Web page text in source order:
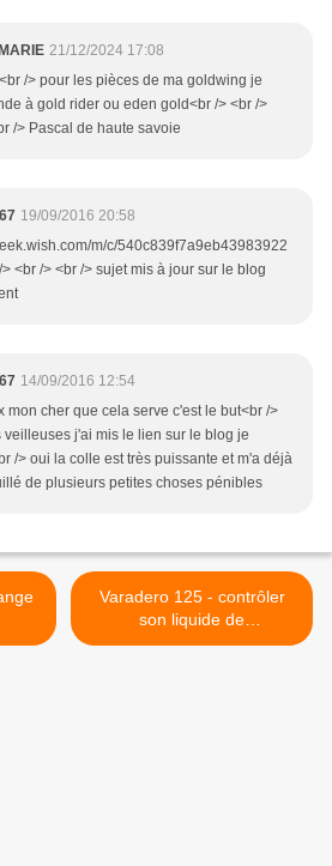
21/12/2024 17:08
/> pour les pièces de ma goldwing je
à gold rider ou eden gold<br /> <br />
/> Pascal de haute savoie
19/09/2016 20:58
m/c/540c839f7a9eb43983922
<br /> <br /> sujet mis à jour sur le blog
14/09/2016 12:54
mon cher que cela serve c'est le but<br />
veilleuses j'ai mis le lien sur le blog je
/> oui la colle est très puissante et m'a déjà
de plusieurs petites choses pénibles
Varadero 125 - contrôler
son liquide de
refroidissement >